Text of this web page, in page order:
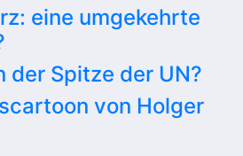
eine umgekehrte
der Spitze der UN?
von Holger